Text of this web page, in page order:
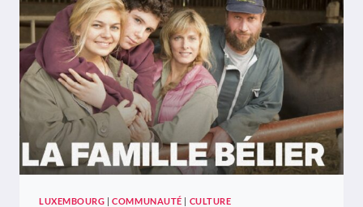
PLUS
DE
130
AVANTAGES
QUI
ACCOMPAGNENT
LES
SENIORS
AU
LUXEMBOURG
LUXEMBOURG |COMMUNAUTÉ CULTURE